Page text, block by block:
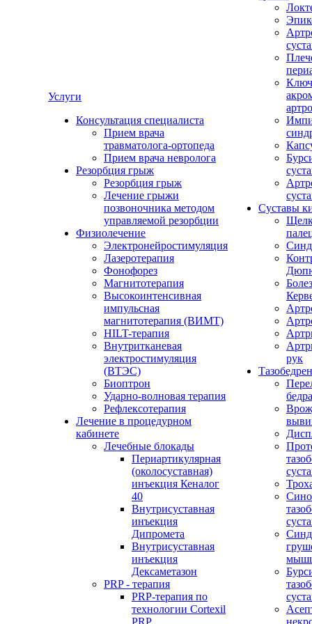
Услуги
Консультация специалиста
Прием врача
травматолога-ортопеда
Прием врача невролога
Резорбция грыж
Резорбция грыж
Лечение грыжи
позвоночника методом
управляемой резорбции
Физиолечение
Электронейростимуляция
Лазеротерапия
Фонофорез
Магнитотерапия
Высокоинтенсивная
импульсная
магнитотерапия (ВИМТ)
HILT-терапия
Внутритканевая
электростимуляция
(ВТЭС)
Биоптрон
Ударно-волновая терапия
Рефлексотерапия
Лечение в процедурном
кабинете
Лечебные блокады
Периартикулярная
(околосуставная)
инъекция Кеналог
40
Внутрисуставная
инъекция
Дипромета
Внутрисуставная
инъекция
Дексаметазон
PRP - терапия
PRP-терапия по
технологии Cortexil
PRP
Суставы
рук
бедра